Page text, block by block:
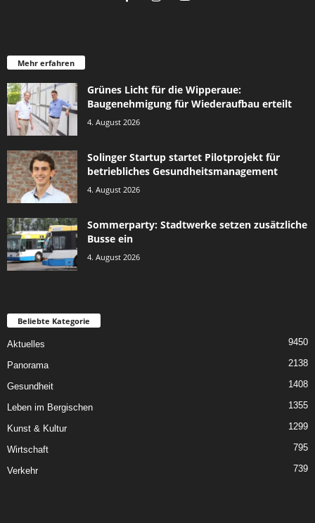
Mehr erfahren
Grünes Licht für die Wipperaue:
Baugenehmigung für Wiederaufbau erteilt
4. August 2026
Solinger Startup startet Pilotprojekt für
betriebliches Gesundheitsmanagement
4. August 2026
Sommerparty: Stadtwerke setzen zusätzliche
Busse ein
4. August 2026
Beliebte Kategorie
Aktuelles 9450
Panorama 2138
Gesundheit 1408
Leben im Bergischen 1355
Kunst & Kultur 1299
Wirtschaft 795
Verkehr 739